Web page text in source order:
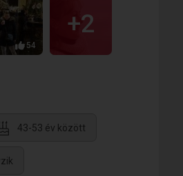
54
+2
43-53 év között